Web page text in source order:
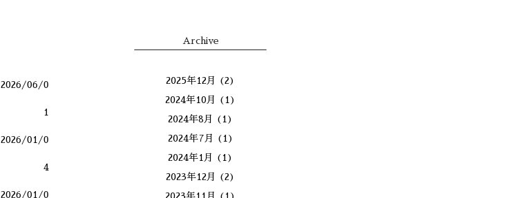
2026/06/0
1
2026/01/0
4
2026/01/0
Archive
2025年12月
(2)
2024年10月
(1)
2024年8月
(1)
2024年7月
(1)
2024年1月
(1)
2023年12月
(2)
2023年11月
(1)